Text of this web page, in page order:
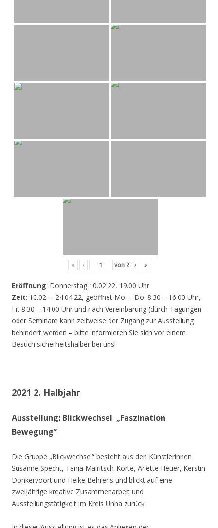
« ‹ von 2 › »
Eröffnung: Donnerstag 10.02.22, 19.00 Uhr
Zeit: 10.02. – 24.04.22, geöffnet Mo. – Do. 8.30 – 16.00 Uhr,
Fr. 8.30 – 14.00 Uhr und nach Vereinbarung (durch Tagungen
oder Seminare kann zeitweise der Zugang zur Ausstellung
behindert werden – bitte informieren Sie sich vor einem
Besuch sicherheitshalber bei uns!
2021 2. Halbjahr
Ausstellung: Blickwechsel „Faszination
Bewegung“
Die Gruppe „Blickwechsel“ besteht aus den Künstlerinnen
Susanne Specht, Tania Mairitsch-Korte, Anette Heuer, Kerstin
Donkervoort und Heike Behrens und blickt auf eine
zweijährige kreative Zusammenarbeit und
Ausstellungstätigkeit im Kreis Unna zurück.